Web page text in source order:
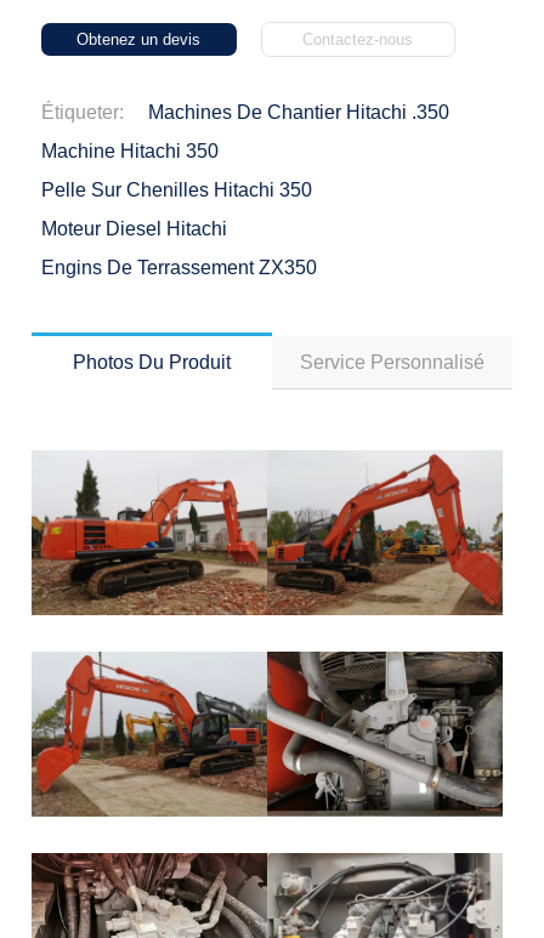
Obtenez un devis Contactez-nous
Étiqueter:
Machines De Chantier Hitachi .350
Machine Hitachi 350
Pelle Sur Chenilles Hitachi 350
Moteur Diesel Hitachi
Engins De Terrassement ZX350
Photos Du Produit Service Personnalisé